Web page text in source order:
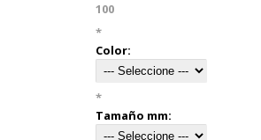
100
*
Color:
*
Tamaño mm: